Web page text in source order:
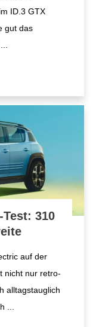
ID.3 GTX
gut das
310
auf der
nicht nur retro-
alltagstauglich